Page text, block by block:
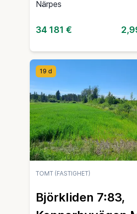
Närpes
34 181 €
19 d
TOMT (FASTIGHET)
Björkliden 7:83,